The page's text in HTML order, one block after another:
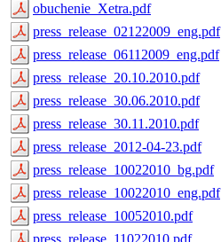
obuchenie_Xetra.pdf
press_release_02122009_eng.pdf
press_release_06112009_eng.pdf
press_release_20.10.2010.pdf
press_release_30.06.2010.pdf
press_release_30.11.2010.pdf
press_release_2012-04-23.pdf
press_release_10022010_bg.pdf
press_release_10022010_eng.pdf
press_release_10052010.pdf